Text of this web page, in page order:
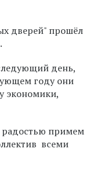
дверей" прошёл
день,
году они
экономики,
радостью примем
всеми